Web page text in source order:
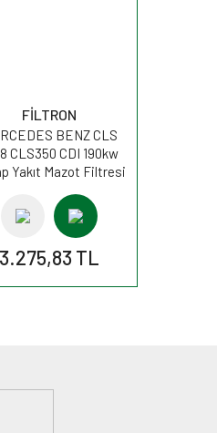
FİLTRON
BENZ CLS
CLS350 CDI 190kw
Yakıt Mazot Filtresi
3.275,83 TL